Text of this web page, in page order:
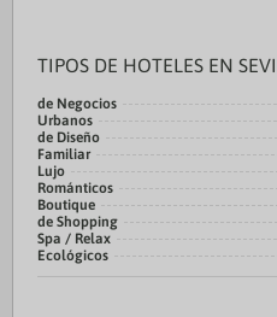
TIPOS DE HOTELES EN
de Negocios
Urbanos
de Diseño
Familiar
Lujo
Románticos
Boutique
de Shopping
Spa / Relax
Ecológicos